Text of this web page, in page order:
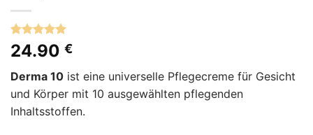
Bewertet
mit5von
auf
3
Kundenbewertungen
24.90 €
Derma 10 ist eine universelle Pflegecreme für Gesicht
und Körper mit 10 ausgewählten pflegenden
Inhaltsstoffen.